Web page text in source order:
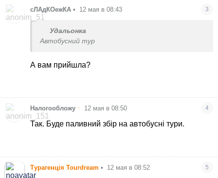
сЛАдКОежКА • 12 мая в 08:43 3
Удальонка
Автобусний тур
А вам прийшла?
Налогообложу • 12 мая в 08:50 4
Так. Буде паливний збір на автобусні тури.
Турагенція Tourdream • 12 мая в 08:52 5